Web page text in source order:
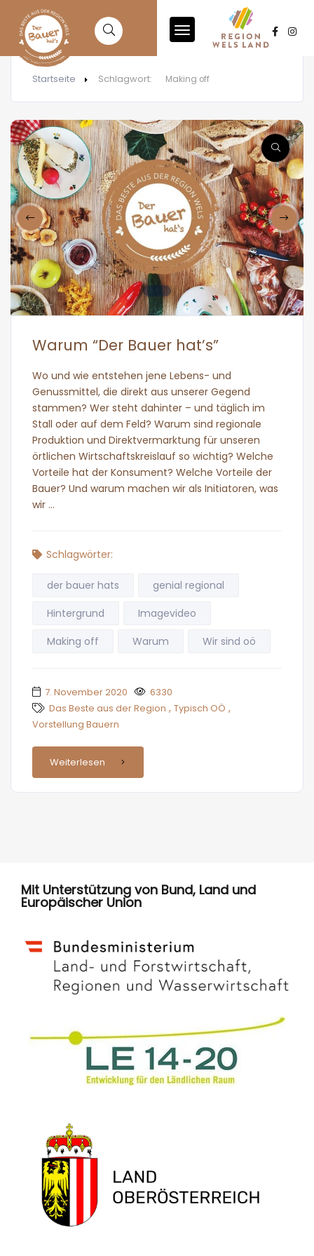
Startseite Schlagwort: Making off
Warum “Der Bauer hat’s”
Wo und wie entstehen jene Lebens- und
Genussmittel, die direkt aus unserer Gegend
stammen? Wer steht dahinter – und täglich im
Stall oder auf dem Feld? Warum sind regionale
Produktion und Direktvermarktung für unseren
örtlichen Wirtschaftskreislauf so wichtig? Welche
Vorteile hat der Konsument? Welche Vorteile der
Bauer? Und warum machen wir als Initiatoren, was
wir …
Schlagwörter:
der bauer hats
genial regional
Hintergrund
Imagevideo
Making off
Warum Wir sind oö
7. November 2020
6330
Das Beste aus der Region , Typisch OÖ ,
Vorstellung Bauern
Weiterlesen
Mit Unterstützung von Bund, Land und
Europäischer Union